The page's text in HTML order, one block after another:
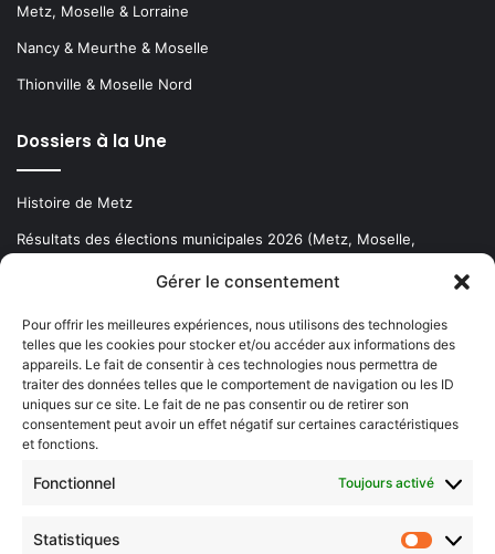
Gérer le consentement
Pour offrir les meilleures expériences, nous utilisons des technologies
telles que les cookies pour stocker et/ou accéder aux informations des
appareils. Le fait de consentir à ces technologies nous permettra de
traiter des données telles que le comportement de navigation ou les ID
uniques sur ce site. Le fait de ne pas consentir ou de retirer son
consentement peut avoir un effet négatif sur certaines caractéristiques
et fonctions.
Fonctionnel Toujours activé
Statistiques
Metz, Moselle & Lorraine
Nancy & Meurthe & Moselle
Thionville & Moselle Nord
Dossiers à la Une
Histoire de Metz
Résultats des élections municipales 2026 (Metz, Moselle,
Newsletter gratuite
Choisissez : matin, soir ou hebdo ?